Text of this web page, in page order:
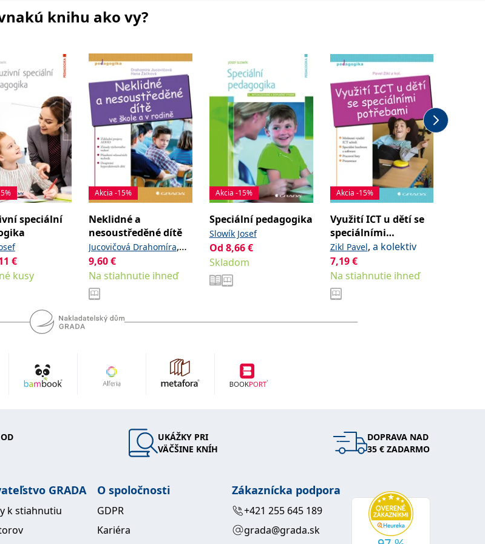
knihu ako vy?
speciální
€
kusy
Akcia -15%
Neklidné a
nesoustředěné dítě
Jucovičová Drahomíra,
Žáčková Hana
9,60€
Na stiahnutie ihneď
Akcia -15%
Speciální pedagogika
Slowík Josef
Od 8,66€
Skladom
Akcia -15%
Využití ICT u dětí se
speciálními
potřebami
Zikl Pavel, a kolektiv
7,19€
Na stiahnutie ihneď
UKÁŽKY PRI
VÄČŠINE KNÍH
DOPRAVA NAD
35 € ZADARMO
GRADA
k stiahnutiu
O spoločnosti
GDPR
Kariéra
Zákaznícka podpora
+421 255 645 189
grada@grada.sk